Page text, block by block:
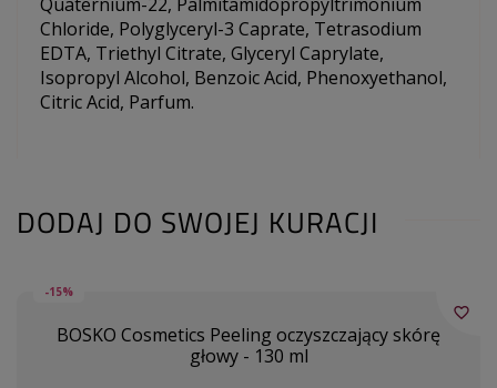
Chloride, Polyglyceryl-3 Caprate, Tetrasodium
EDTA, Triethyl Citrate, Glyceryl Caprylate,
Isopropyl Alcohol, Benzoic Acid, Phenoxyethanol,
Citric Acid, Parfum.
DODAJ DO SWOJEJ KURACJI
-15%
BOSKO Cosmetics Peeling oczyszczający skórę
głowy - 130 ml
favorite_border